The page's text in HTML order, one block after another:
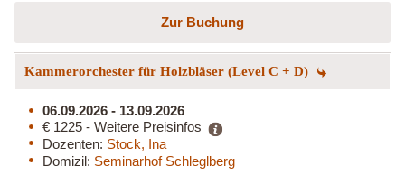
Zur Buchung
Kammerorchester für Holzbläser (Level C + D)
06.09.2026 - 13.09.2026
€ 1225 - Weitere Preisinfos
Dozenten: Stock, Ina
Domizil: Seminarhof Schleglberg